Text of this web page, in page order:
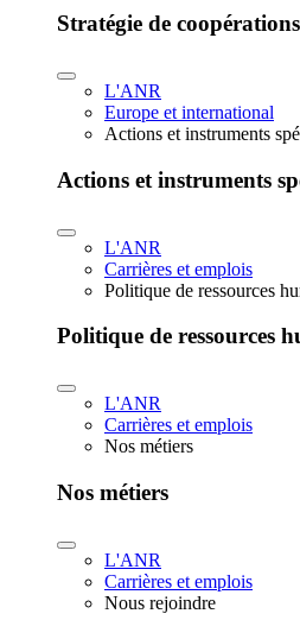
Stratégie de
L'ANR
Europe et international
Actions et instruments
Actions et instruments
L'ANR
Carrières et emplois
Politique de ressources
Politique de ressources
L'ANR
Carrières et emplois
Nos métiers
Nos métiers
L'ANR
Carrières et emplois
Nous rejoindre